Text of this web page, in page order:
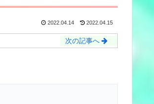
2022.04.14 2022.04.15
次の記事へ